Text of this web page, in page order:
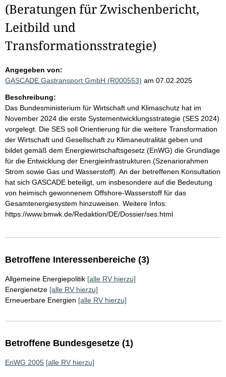
(Beratungen für Zwischenbericht,
Leitbild und
Transformationsstrategie)
Angegeben von:
GASCADE Gastransport GmbH (R000553) am 07.02.2025
Beschreibung:
Das Bundesministerium für Wirtschaft und Klimaschutz hat im
November 2024 die erste Systementwicklungsstrategie (SES 2024)
vorgelegt. Die SES soll Orientierung für die weitere Transformation
der Wirtschaft und Gesellschaft zu Klimaneutralität geben und
bildet gemäß dem Energiewirtschaftsgesetz (EnWG) die Grundlage
für die Entwicklung der Energieinfrastrukturen (Szenariorahmen
Strom sowie Gas und Wasserstoff). An der betreffenen Konsultation
hat sich GASCADE beteiligt, um insbesondere auf die Bedeutung
von heimisch gewonnenem Offshore-Wasserstoff für das
Gesamtenergiesystem hinzuweisen. Weitere Infos:
https://www.bmwk.de/Redaktion/DE/Dossier/ses.html
Betroffene Interessenbereiche (3)
Allgemeine Energiepolitik [alle RV hierzu]
Energienetze [alle RV hierzu]
Erneuerbare Energien [alle RV hierzu]
Betroffene Bundesgesetze (1)
EnWG 2005 [alle RV hierzu]